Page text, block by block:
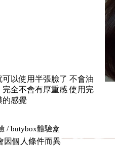
以使用半張臉了 不會油
全不會有厚重感 使用完
的感覺
/ butybox體驗盒
因個人條件而異